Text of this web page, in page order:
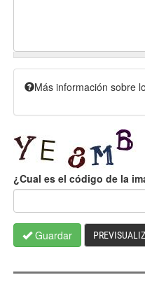
Más información sobre
¿Cual es el código de la
Guardar